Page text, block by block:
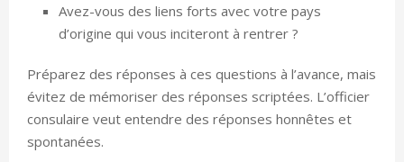
Avez-vous des liens forts avec votre pays
d’origine qui vous inciteront à rentrer ?
Préparez des réponses à ces questions à l’avance, mais
évitez de mémoriser des réponses scriptées. L’officier
consulaire veut entendre des réponses honnêtes et
spontanées.